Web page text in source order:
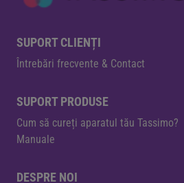
SUPORT CLIENȚI
Întrebări frecvente & Contact
SUPORT PRODUSE
Cum să cureți aparatul tău Tassimo?
Manuale
DESPRE NOI